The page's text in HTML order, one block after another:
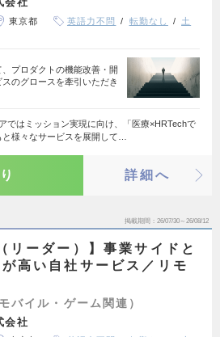
東京都 英語力不問 転勤なし
土
プロダクトの機能改善・開
のグロースを牽引いただき
ではミッション実現に向け、「医療×HRTechで
様々なサービスを展開して…
詳細へ
掲載期間 26/07/30～26/08/12
リーダー）】事業サイドと
高い自社サービス／リモ
バイル・ゲーム関連）
会社